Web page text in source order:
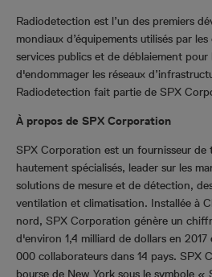
Radiodetection est l’un des premiers
mondiaux d’équipements utilisés par
services publics et de déblaiement
d'endommager les réseaux
Radiodetection fait partie de SPX
À propos de SPX Corporation
SPX Corporation est un fournisseur
hautement spécialisés, leader sur les
solutions de mesure et de détection,
ventilation et climatisation. Installée à
nord, SPX Corporation génère un
d'environ 1,4 milliard de dollars en
000 collaborateurs dans 14 pays. SPX
bourse de New York sous le symbole